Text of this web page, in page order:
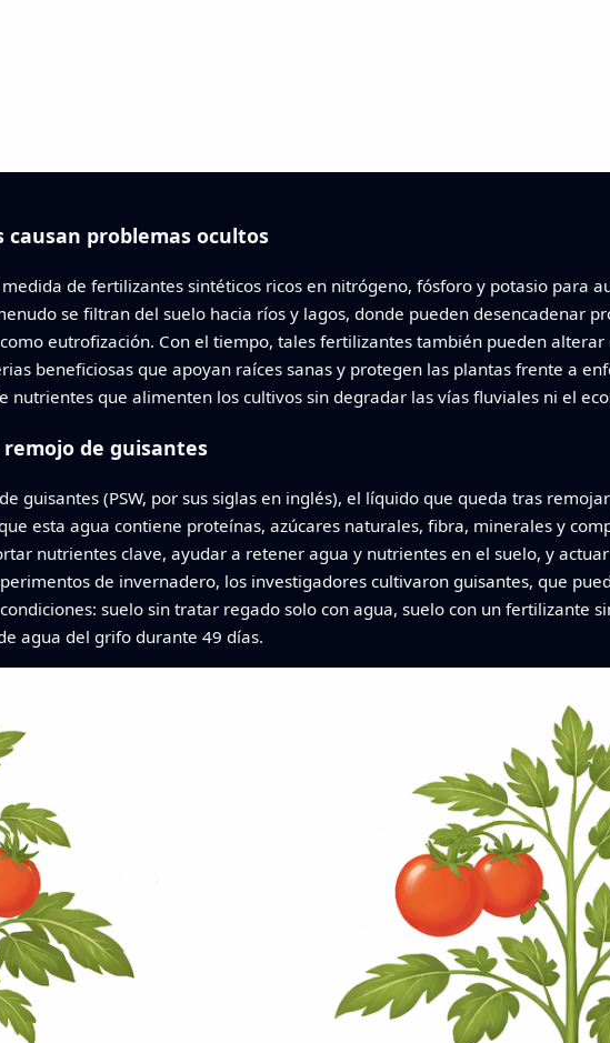
problemas ocultos
de fertilizantes sintéticos ricos en nitrógeno, fósforo y potasio para
se filtran del suelo hacia ríos y lagos, donde pueden desencadenar
eutrofización. Con el tiempo, tales fertilizantes también pueden
beneficiosas que apoyan raíces sanas y protegen las plantas frente a
nutrientes que alimenten los cultivos sin degradar las vías fluviales ni el
de guisantes
guisantes (PSW, por sus siglas en inglés), el líquido que queda tras
esta agua contiene proteínas, azúcares naturales, fibra, minerales y
nutrientes clave, ayudar a retener agua y nutrientes en el suelo, y
de invernadero, los investigadores cultivaron guisantes, que
suelo sin tratar regado solo con agua, suelo con un fertilizante
agua del grifo durante 49 días.